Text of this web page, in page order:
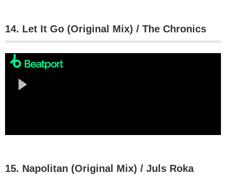
14. Let It Go (Original Mix) / The Chronics
15. Napolitan (Original Mix) / Juls Roka